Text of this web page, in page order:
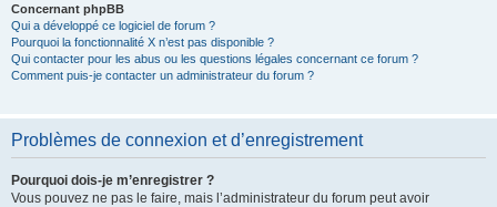
Concernant phpBB
Qui a développé ce logiciel de forum ?
Pourquoi la fonctionnalité X n’est pas disponible ?
Qui contacter pour les abus ou les questions légales concernant ce forum ?
Comment puis-je contacter un administrateur du forum ?
Problèmes de connexion et d’enregistrement
Pourquoi dois-je m’enregistrer ?
Vous pouvez ne pas le faire, mais l’administrateur du forum peut avoir